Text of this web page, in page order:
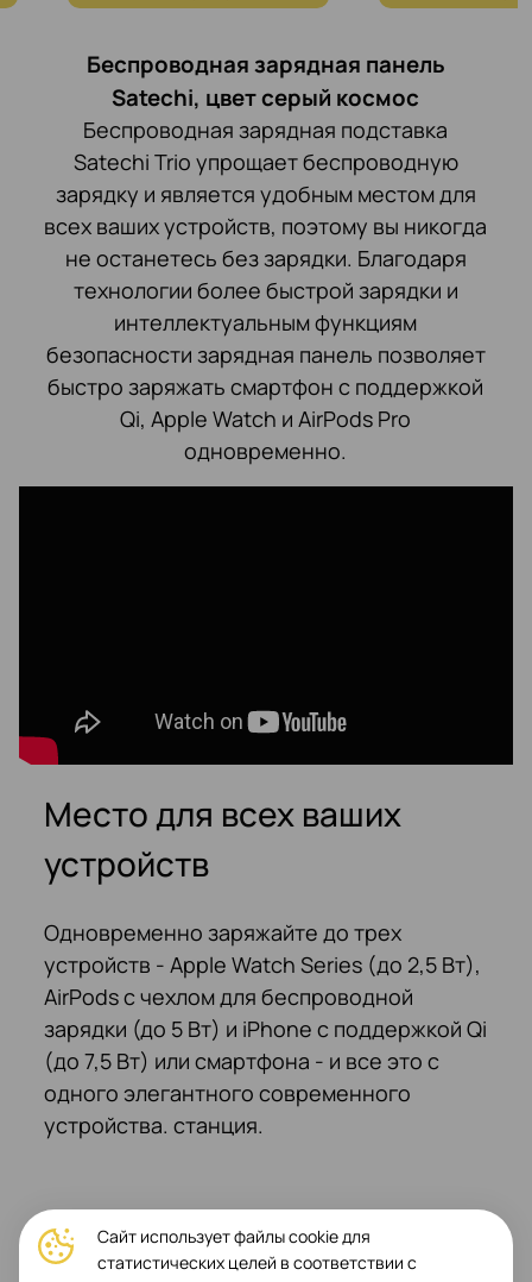
Беспроводная зарядная панель
Satechi, цвет серый космос
Беспроводная зарядная подставка
Satechi Trio упрощает беспроводную
зарядку и является удобным местом для
всех ваших устройств, поэтому вы никогда
не останетесь без зарядки. Благодаря
технологии более быстрой зарядки и
интеллектуальным функциям
безопасности зарядная панель позволяет
быстро заряжать смартфон с поддержкой
Qi, Apple Watch и AirPods Pro
одновременно.
Место для всех ваших
устройств
Одновременно заряжайте до трех
устройств - Apple Watch Series (до 2,5 Вт),
AirPods с чехлом для беспроводной
зарядки (до 5 Вт) и iPhone с поддержкой Qi
(до 7,5 Вт) или смартфона - и все это с
одного элегантного современного
устройства. станция.
Сайт использует файлы cookie для
статистических целей в соответствии с